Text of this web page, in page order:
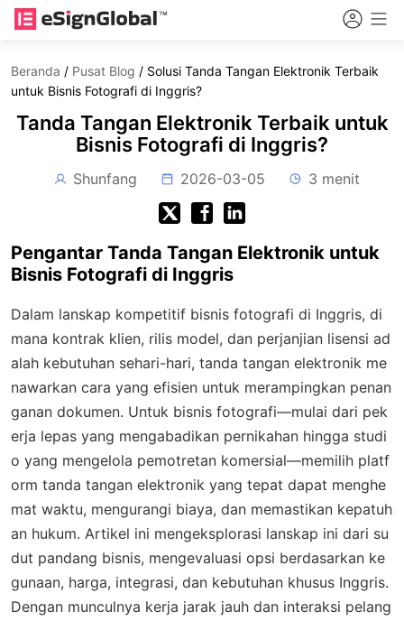
Beranda / Pusat Blog / Solusi Tanda Tangan Elektronik Terbaik
untuk Bisnis Fotografi di Inggris?
Tanda Tangan Elektronik Terbaik untuk
Bisnis Fotografi di Inggris?
Shunfang 2026-03-05 3 menit
Pengantar Tanda Tangan Elektronik untuk
Bisnis Fotografi di Inggris
Dalam lanskap kompetitif bisnis fotografi di Inggris, di
mana kontrak klien, rilis model, dan perjanjian lisensi ad
alah kebutuhan sehari-hari, tanda tangan elektronik me
nawarkan cara yang efisien untuk merampingkan penan
ganan dokumen. Untuk bisnis fotografi—mulai dari pek
erja lepas yang mengabadikan pernikahan hingga studi
o yang mengelola pemotretan komersial—memilih platf
orm tanda tangan elektronik yang tepat dapat menghe
mat waktu, mengurangi biaya, dan memastikan kepatuh
an hukum. Artikel ini mengeksplorasi lanskap ini dari su
dut pandang bisnis, mengevaluasi opsi berdasarkan ke
gunaan, harga, integrasi, dan kebutuhan khusus Inggris.
Dengan munculnya kerja jarak jauh dan interaksi pelang